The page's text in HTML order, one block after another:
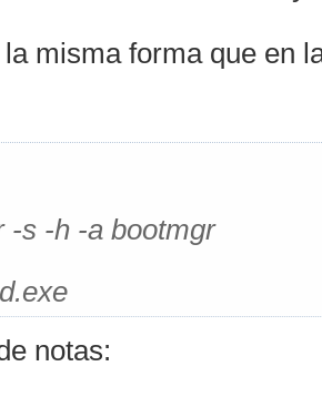
la misma forma que en
-s -h -a bootmgr
notas: